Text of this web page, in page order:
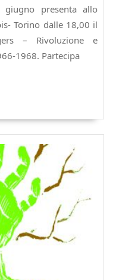
presenta allo
Torino dalle 18,00 il
– Rivoluzione e
1968. Partecipa